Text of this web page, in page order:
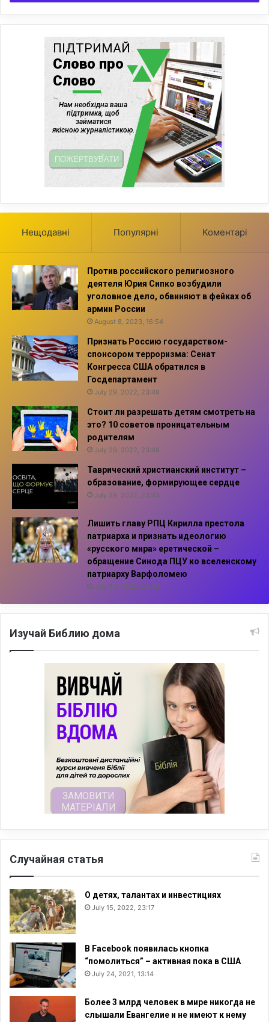
Нещодавні Популярні Коментарі
Против российского религиозного
деятеля Юрия Сипко возбудили
уголовное дело, обвиняют в фейках об
армии России
August 8, 2023, 16:54
Признать Россию государством-
спонсором терроризма: Сенат
Конгресса США обратился в
Госдепартамент
July 29, 2022, 23:49
Стоит ли разрешать детям смотреть на
это? 10 советов проницательным
родителям
July 29, 2022, 23:48
Таврический христианский институт –
образование, формирующее сердце
July 29, 2022, 23:43
Лишить главу РПЦ Кирилла престола
патриарха и признать идеологию
«русского мира» еретической –
обращение Синода ПЦУ ко вселенскому
патриарху Варфоломею
July 29, 2022, 23:42
Изучай Библию дома
Случайная статья
О детях, талантах и инвестициях
July 15, 2022, 23:17
В Facebook появилась кнопка
“помолиться” – активная пока в США
July 24, 2021, 13:14
Более 3 млрд человек в мире никогда не
слышали Евангелие и не имеют к нему